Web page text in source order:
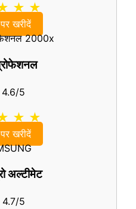
★ ★
खरीदें
4.6/5
★ ★
खरीदें
अल्टीमेट
4.7/5